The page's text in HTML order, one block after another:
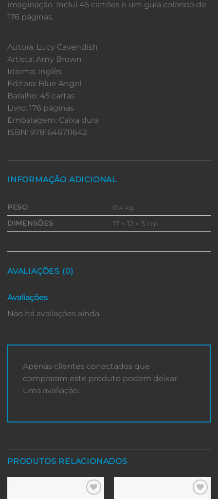
imaginação. Inclui 45 cartões e um guia colorido de
176 páginas.
Autora: Lucy Cavendish
Artista: Amy Brown
Idioma: Inglês
Editora: Blue Angel
Baralho: 45 cartas
Livro: 176 páginas
Embalagem: Caixa dura
ISBN: 9781646711642
INFORMAÇÃO ADICIONAL
PESO
0,4 kg
DIMENSÕES
17 × 12 × 3 cm
AVALIAÇÕES (0)
Avaliações
Não há avaliações ainda.
Apenas clientes conectados que
compraram este produto podem deixar
uma avaliação.
PRODUTOS RELACIONADOS